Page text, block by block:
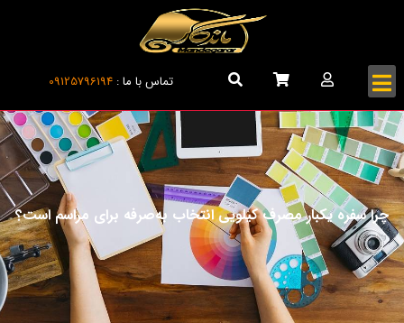
تماس با ما : 09125796194
چرا سفره یکبار مصرف کیلویی انتخاب به‌صرفه برای مراسم است؟